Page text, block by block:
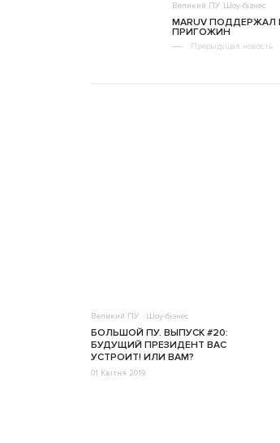
Великий ПУ Шоу-бізнес
MARUV
ПРИГОЖИН
Предыдущая новость
Великий ПУ Шоу-бізнес
БОЛЬШОЙ ПУ. ВЫПУСК #20:
БУДУЩИЙ ПРЕЗИДЕНТ ВАС
УСТРОИТ! ИЛИ ВАМ?
01 Квітня 2019